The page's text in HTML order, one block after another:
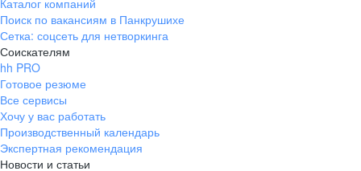
Каталог компаний
Поиск по вакансиям в Панкрушихе
Сетка: соцсеть для нетворкинга
Соискателям
hh PRO
Готовое резюме
Все сервисы
Хочу у вас работать
Производственный календарь
Экспертная рекомендация
Новости и статьи